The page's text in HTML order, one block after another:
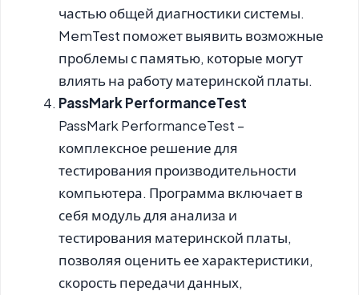
частью общей диагностики системы.
MemTest поможет выявить возможные
проблемы с памятью, которые могут
влиять на работу материнской платы.
PassMark PerformanceTest
PassMark PerformanceTest –
комплексное решение для
тестирования производительности
компьютера. Программа включает в
себя модуль для анализа и
тестирования материнской платы,
позволяя оценить ее характеристики,
скорость передачи данных,